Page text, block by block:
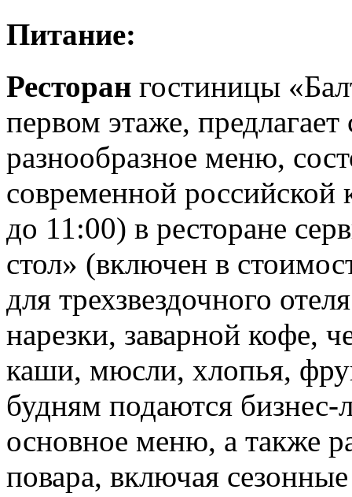
Питание:
Ресторан гостиницы
первом этаже,
разнообразное меню,
современной
до 11:00) в ресторане
стол» (включен в
для трехзвездочного
нарезки, заварной кофе,
каши, мюсли, хлопья,
будням подаются
основное меню, а также
повара, включая